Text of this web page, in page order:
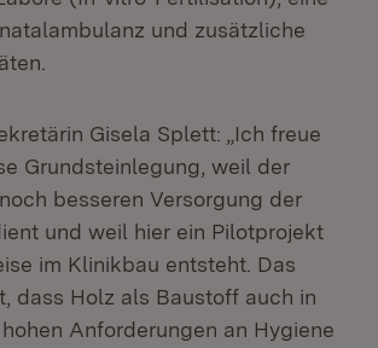
und zusätzliche
Gisela Splett: „Ich freue
Grundsteinlegung, weil der
besseren Versorgung der
und weil hier ein Pilotprojekt
im Klinikbau entsteht. Das
dass Holz als Baustoff auch in
Anforderungen an Hygiene